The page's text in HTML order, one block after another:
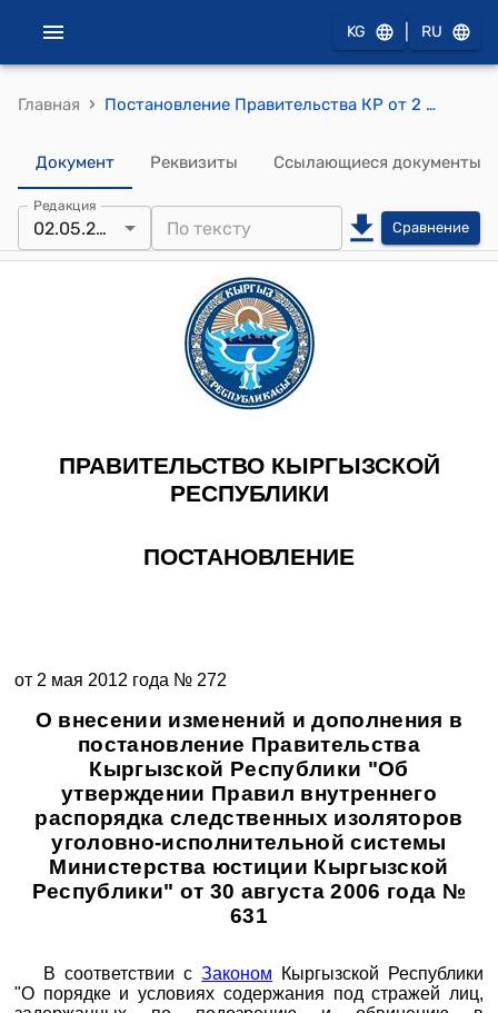
KG RU
Главная › Постановление Правительства КР от 2 мая 2012 года № 272 "О внесении изменений и дополнения в постановление Правительства Кыргызской Республики "Об утверждении Правил внутреннего распорядка следственных изоляторов уголовно-исполнительной системы Министерства юстиции Кыргызской Республики" от 30 августа 2006 года № 631"
Документ Реквизиты Ссылающиеся документы
Редакция
02.05.2012 Сравнение